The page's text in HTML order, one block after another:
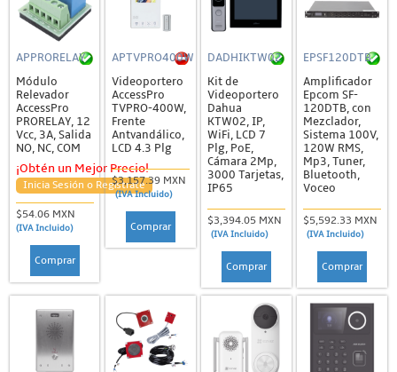
APPRORELAY
Módulo
Relevador
AccessPro
PRORELAY, 12
Vcc, 3A, Salida
NO, NC, COM
¡Obtén un Mejor Precio!
Inicia Sesión o Regístrate
$54.06 MXN
(IVA Incluido)
Comprar
APTVPRO400W
Videoportero
AccessPro
TVPRO-400W,
Frente
Antvandálico,
LCD 4.3 Plg
$3,157.39 MXN
(IVA Incluido)
Comprar
DADHIKTW02
Kit de
Videoportero
Dahua
KTW02, IP,
WiFi, LCD 7
Plg, PoE,
Cámara 2Mp,
3000 Tarjetas,
IP65
$3,394.05 MXN
(IVA Incluido)
Comprar
EPSF120DTB
Amplificador
Epcom SF-
120DTB, con
Mezclador,
Sistema 100V,
120W RMS,
Mp3, Tuner,
Bluetooth,
Voceo
$5,592.33 MXN
(IVA Incluido)
Comprar